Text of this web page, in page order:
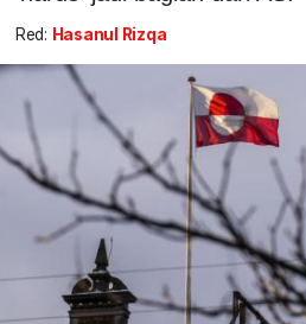
Red: Hasanul Rizqa